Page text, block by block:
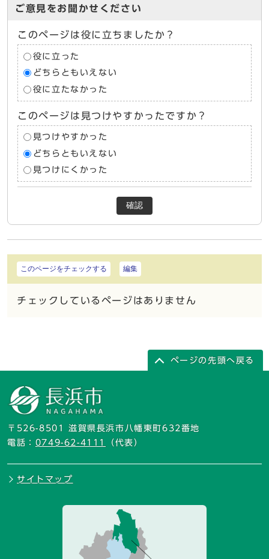
ご意見をお聞かせください
このページは役に立ちましたか？
役に立った
どちらともいえない
役に立たなかった
このページは見つけやすかったですか？
見つけやすかった
どちらともいえない
見つけにくかった
確認
このページをチェックする 編集
チェックしているページはありません
ページの先頭へ戻る
〒526-8501 滋賀県長浜市八幡東町632番地
電話： 0749-62-4111 （代表）
サイトマップ